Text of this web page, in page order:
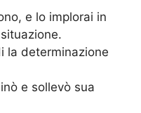
e lo implorai in
la determinazione
e sollevò sua